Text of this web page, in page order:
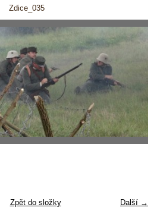
Zdice_035
Další →
Zpět do složky